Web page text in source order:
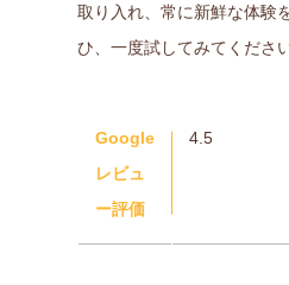
取り入れ、常に新鮮な体験
ひ、一度試してみてください
Google
レビュ
ー評価
4.5